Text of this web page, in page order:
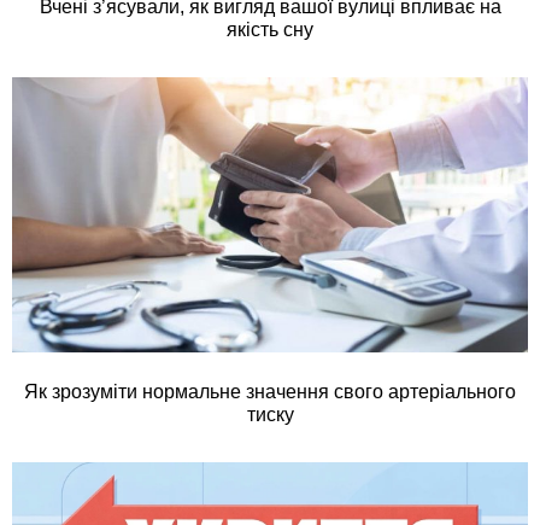
Вчені з’ясували, як вигляд вашої вулиці впливає на
якість сну
Як зрозуміти нормальне значення свого артеріального
тиску